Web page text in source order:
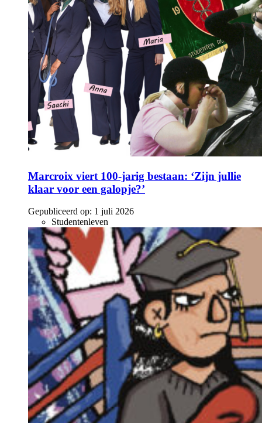
Marcroix viert 100-jarig bestaan: ‘Zijn jullie
klaar voor een galopje?’
Gepubliceerd op: 1 juli 2026
Studentenleven